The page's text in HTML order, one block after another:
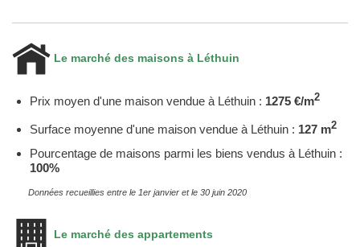
Le marché des maisons à Léthuin
Prix moyen d'une maison vendue à Léthuin : 1275 €/m2
Surface moyenne d'une maison vendue à Léthuin : 127 m2
Pourcentage de maisons parmi les biens vendus à Léthuin :
100%
Données recueillies entre le 1er janvier et le 30 juin 2020
Le marché des appartements